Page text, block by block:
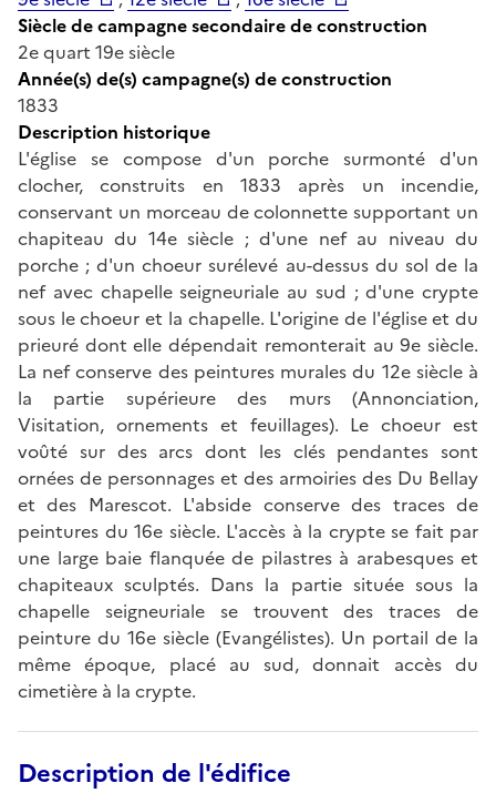
Siècle de campagne secondaire de construction
2e quart 19e siècle
Année(s) de(s) campagne(s) de construction
1833
Description historique
L'église se compose d'un porche surmonté d'un
clocher, construits en 1833 après un incendie,
conservant un morceau de colonnette supportant un
chapiteau du 14e siècle ; d'une nef au niveau du
porche ; d'un choeur surélevé au-dessus du sol de la
nef avec chapelle seigneuriale au sud ; d'une crypte
sous le choeur et la chapelle. L'origine de l'église et du
prieuré dont elle dépendait remonterait au 9e siècle.
La nef conserve des peintures murales du 12e siècle à
la partie supérieure des murs (Annonciation,
Visitation, ornements et feuillages). Le choeur est
voûté sur des arcs dont les clés pendantes sont
ornées de personnages et des armoiries des Du Bellay
et des Marescot. L'abside conserve des traces de
peintures du 16e siècle. L'accès à la crypte se fait par
une large baie flanquée de pilastres à arabesques et
chapiteaux sculptés. Dans la partie située sous la
chapelle seigneuriale se trouvent des traces de
peinture du 16e siècle (Evangélistes). Un portail de la
même époque, placé au sud, donnait accès du
cimetière à la crypte.
Description de l'édifice